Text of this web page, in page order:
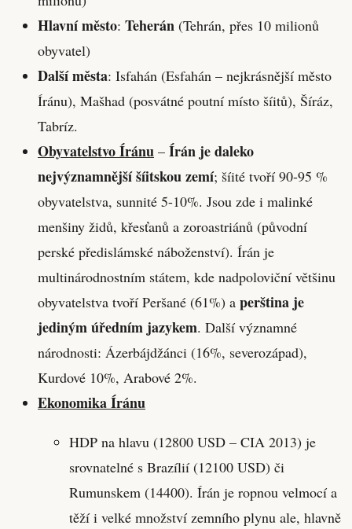
Hlavní město: Teherán (Tehrán, přes 10 milionů
obyvatel)
Další města: Isfahán (Esfahán – nejkrásnější město
Íránu), Mašhad (posvátné poutní místo šíitů), Šíráz,
Tabríz.
Obyvatelstvo Íránu – Írán je daleko
nejvýznamnější šíitskou zemí; šíité tvoří 90-95 %
obyvatelstva, sunnité 5-10%. Jsou zde i malinké
menšiny židů, křesťanů a zoroastriánů (původní
perské předislámské náboženství). Írán je
multinárodnostním státem, kde nadpoloviční většinu
obyvatelstva tvoří Peršané (61%) a perština je
jediným úředním jazykem. Další významné
národnosti: Ázerbájdžánci (16%, severozápad),
Kurdové 10%, Arabové 2%.
Ekonomika Íránu
HDP na hlavu (12800 USD – CIA 2013) je
srovnatelné s Brazílií (12100 USD) či
Rumunskem (14400). Írán je ropnou velmocí a
těží i velké množství zemního plynu ale, hlavně